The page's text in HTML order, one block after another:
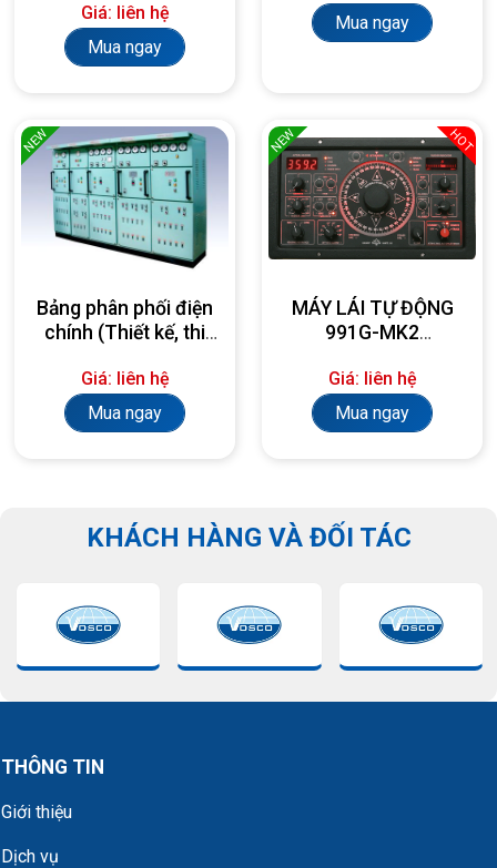
Giá: liên hệ
Mua ngay
Mua ngay
NEW
Bảng phân phối điện
chính (Thiết kế, thi
yêu cầu)
Giá: liên hệ
Mua ngay
NEW HOT
MÁY LÁI TỰ ĐỘNG
991G-MK2
Giá: liên hệ
Mua ngay
KHÁCH HÀNG VÀ ĐỐI TÁC
THÔNG TIN
Giới thiệu
Dịch vụ